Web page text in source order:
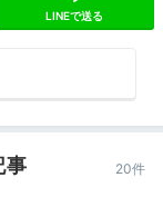
LINEで送る
事 20件